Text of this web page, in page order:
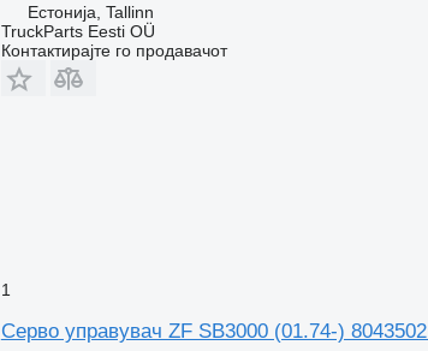
Естонија, Tallinn
TruckParts Eesti OÜ
Контактирајте го продавачот
1
Серво управувач ZF SB3000 (01.74-)